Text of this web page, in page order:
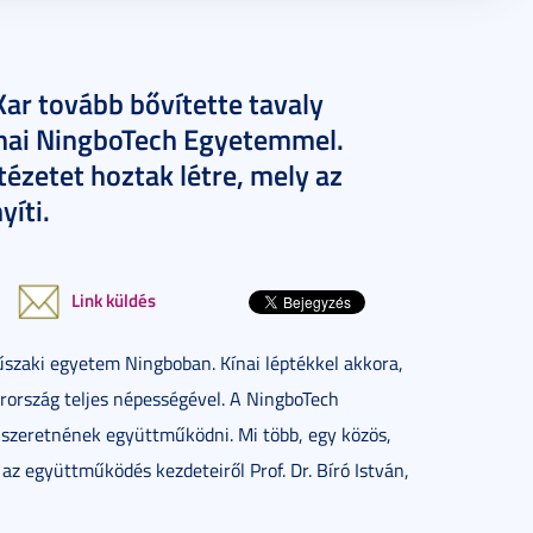
tovább bővítette tavaly
NingboTech Egyetemmel.
hoztak létre, mely az
Link küldés
egyetem Ningboban. Kínai léptékkel akkora,
teljes népességével. A NingboTech
együttműködni. Mi több, egy közös,
kezdeteiről Prof. Dr. Bíró István,